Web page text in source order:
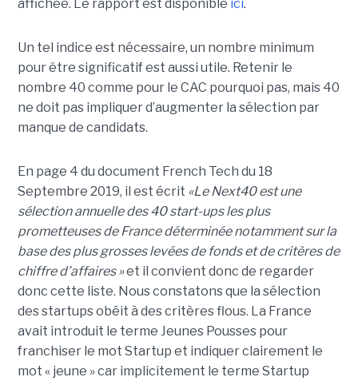
affichée. Le rapport est disponible ici.
Un tel indice est nécessaire, un nombre minimum
pour être significatif est aussi utile. Retenir le
nombre 40 comme pour le CAC pourquoi pas, mais 40
ne doit pas impliquer d’augmenter la sélection par
manque de candidats.
En page 4 du document French Tech du 18
Septembre 2019, il est écrit «Le Next40 est une
sélection annuelle des 40 start-ups les plus
prometteuses de France déterminée notamment sur la
base des plus grosses levées de fonds et de critères de
chiffre d’affaires »et il convient donc de regarder
donc cette liste. Nous constatons que la sélection
des startups obéit à des critères flous. La France
avait introduit le terme Jeunes Pousses pour
franchiser le mot Startup et indiquer clairement le
mot « jeune » car implicitement le terme Startup